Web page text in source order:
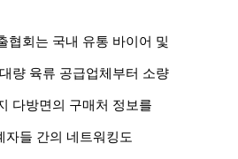
협회는 국내 유통 바이어 및
량 육류 공급업체부터 소량
다방면의 구매처 정보를
자들 간의 네트워킹도